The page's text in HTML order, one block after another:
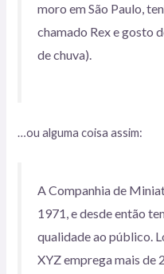
moro em São Paulo,
chamado Rex e gosto
de chuva).
…ou alguma coisa assim:
A Companhia de
1971, e desde então
qualidade ao público.
XYZ emprega mais de